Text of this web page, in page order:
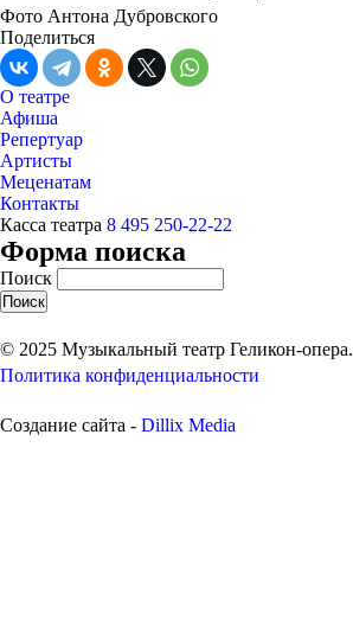
Фото Антона Дубровского
Поделиться
О театре
Афиша
Репертуар
Артисты
Меценатам
Контакты
Касса театра 8 495 250-22-22
Форма поиска
Поиск
© 2025 Музыкальный театр Геликон-опера.
Политика конфиденциальности
Создание сайта - Dillix Media